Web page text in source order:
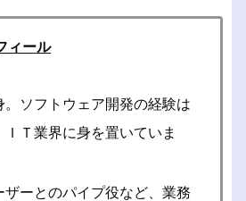
ィール
。ソフトウェア開発の経験は
ＩＴ業界に身を置いていま
ザーとのパイプ役など、業務